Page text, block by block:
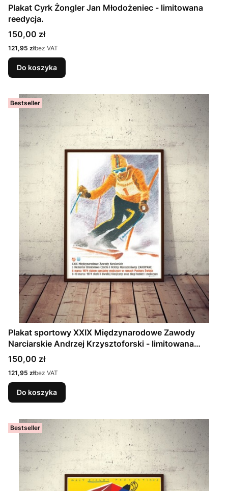
Plakat Cyrk Żongler Jan Młodożeniec - limitowana
reedycja.
Cena
150,00 zł
Cena
121,95 złbez VAT
Do koszyka
Bestseller
Plakat sportowy XXIX Międzynarodowe Zawody
Narciarskie Andrzej Krzysztoforski - limitowana
reedycja.
Cena
150,00 zł
Cena
121,95 złbez VAT
Do koszyka
Bestseller